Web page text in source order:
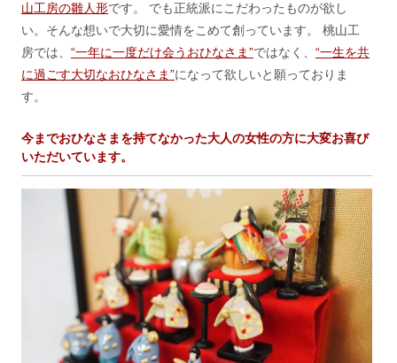
山工房の雛人形です。 でも正統派にこだわったものが欲し
い。そんな想いで大切に愛情をこめて創っています。 桃山工
房では、“一年に一度だけ会うおひなさま”ではなく、“一生を共
に過ごす大切なおひなさま”になって欲しいと願っておりま
す。
今までおひなさまを持てなかった大人の女性の方に大変お喜び
いただいています。